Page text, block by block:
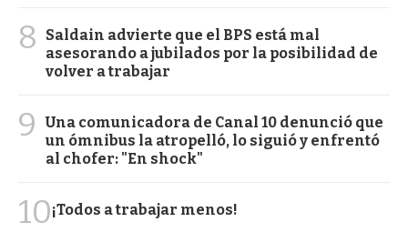
8
Saldain advierte que el BPS está mal
asesorando a jubilados por la posibilidad de
volver a trabajar
9
Una comunicadora de Canal 10 denunció que
un ómnibus la atropelló, lo siguió y enfrentó
al chofer: "En shock"
10¡Todos a trabajar menos!